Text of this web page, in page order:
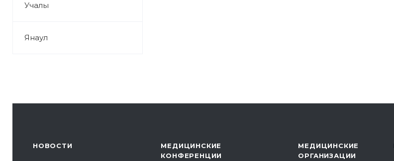
Учалы
Янаул
НОВОСТИ
МЕДИЦИНСКИЕ
КОНФЕРЕНЦИИ
МЕДИЦИНСКИЕ
ОРГАНИЗАЦИИ